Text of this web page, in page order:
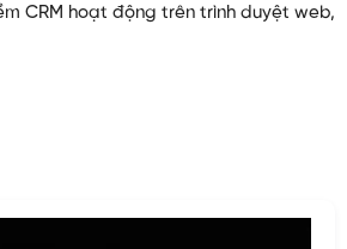
CRM hoạt động trên trình duyệt web,